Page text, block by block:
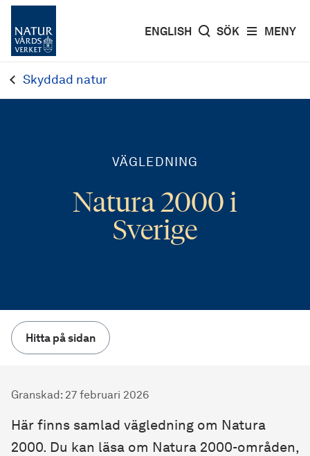
MENY
ENGLISH SÖK
Skyddad natur
VÄGLEDNING
Natura 2000 i
Sverige
Hitta på sidan
Granskad : 27 februari 2026
Här finns samlad vägledning om Natura
2000. Du kan läsa om Natura 2000-områden,